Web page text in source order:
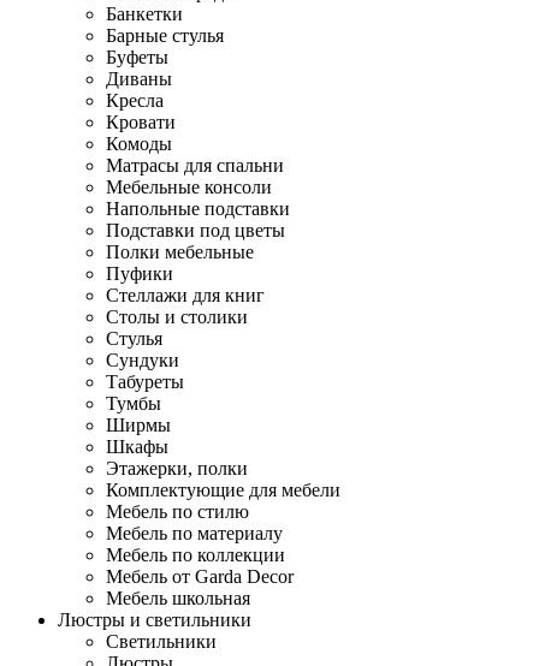
Банкетки
Барные стулья
Буфеты
Диваны
Кресла
Кровати
Комоды
Матрасы для спальни
Мебельные консоли
Напольные подставки
Подставки под цветы
Полки мебельные
Пуфики
Стеллажи для книг
Столы и столики
Стулья
Сундуки
Табуреты
Тумбы
Ширмы
Шкафы
Этажерки, полки
Комплектующие для мебели
Мебель по стилю
Мебель по материалу
Мебель по коллекции
Мебель от Garda Decor
Мебель школьная
Люстры и светильники
Светильники